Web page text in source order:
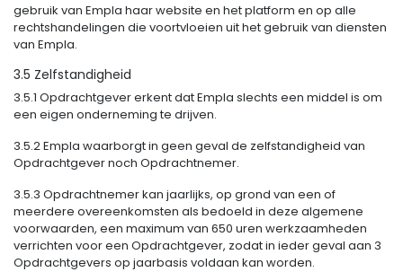
gebruik van Empla haar website en het platform en op alle
rechtshandelingen die voortvloeien uit het gebruik van diensten
van Empla.
3.5 Zelfstandigheid
3.5.1 Opdrachtgever erkent dat Empla slechts een middel is om
een eigen onderneming te drijven.
3.5.2 Empla waarborgt in geen geval de zelfstandigheid van
Opdrachtgever noch Opdrachtnemer.
3.5.3 Opdrachtnemer kan jaarlijks, op grond van een of
meerdere overeenkomsten als bedoeld in deze algemene
voorwaarden, een maximum van 650 uren werkzaamheden
verrichten voor een Opdrachtgever, zodat in ieder geval aan 3
Opdrachtgevers op jaarbasis voldaan kan worden.